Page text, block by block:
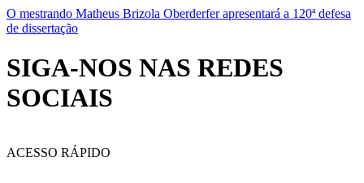
O mestrando Matheus Brizola Oberderfer apresentará a 120ª defesa
de dissertação
SIGA-NOS NAS REDES
SOCIAIS
ACESSO RÁPIDO